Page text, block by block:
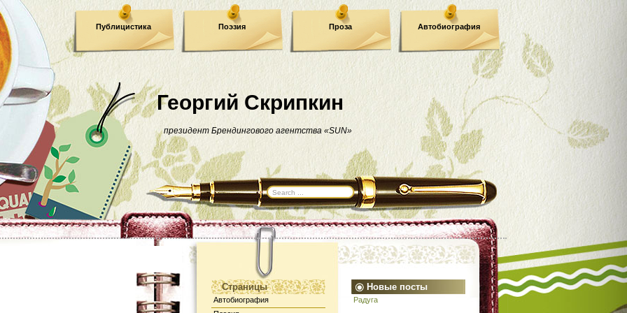
Георгий Скрипкин
президент Брендингового агентства «SUN»
Публицистика Поэзия Проза Автобиография
Страницы
Автобиография
Новые посты
Радуга